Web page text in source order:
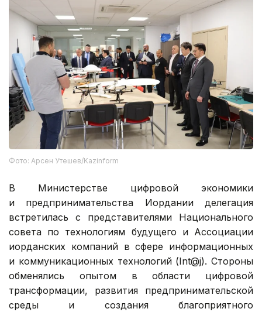
Фото: Арсен Утешев/Kazinform
В Министерстве цифровой экономики
и предпринимательства Иордании делегация
встретилась с представителями Национального
совета по технологиям будущего и Ассоциации
иорданских компаний в сфере информационных
и коммуникационных технологий (Int@j). Стороны
обменялись опытом в области цифровой
трансформации, развития предпринимательской
среды и создания благоприятного